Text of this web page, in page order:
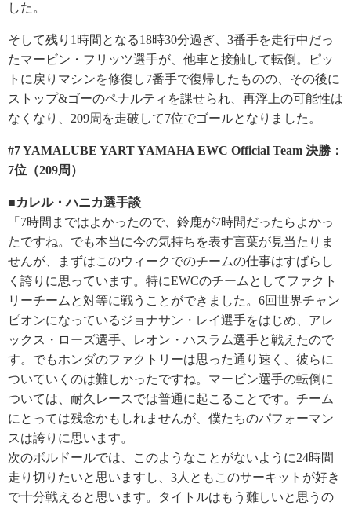
した。
そして残り1時間となる18時30分過ぎ、3番手を走行中だっ
たマービン・フリッツ選手が、他車と接触して転倒。ピッ
トに戻りマシンを修復し7番手で復帰したものの、その後に
ストップ&ゴーのペナルティを課せられ、再浮上の可能性は
なくなり、209周を走破して7位でゴールとなりました。
#7 YAMALUBE YART YAMAHA EWC Official Team 決勝：
7位（209周）
■カレル・ハニカ選手談
「7時間まではよかったので、鈴鹿が7時間だったらよかっ
たですね。でも本当に今の気持ちを表す言葉が見当たりま
せんが、まずはこのウィークでのチームの仕事はすばらし
く誇りに思っています。特にEWCのチームとしてファクト
リーチームと対等に戦うことができました。6回世界チャン
ピオンになっているジョナサン・レイ選手をはじめ、アレ
ックス・ローズ選手、レオン・ハスラム選手と戦えたので
す。でもホンダのファクトリーは思った通り速く、彼らに
ついていくのは難しかったですね。マービン選手の転倒に
ついては、耐久レースでは普通に起こることです。チーム
にとっては残念かもしれませんが、僕たちのパフォーマン
スは誇りに思います。
次のボルドールでは、このようなことがないように24時間
走り切りたいと思いますし、3人ともこのサーキットが好き
で十分戦えると思います。タイトルはもう難しいと思うの